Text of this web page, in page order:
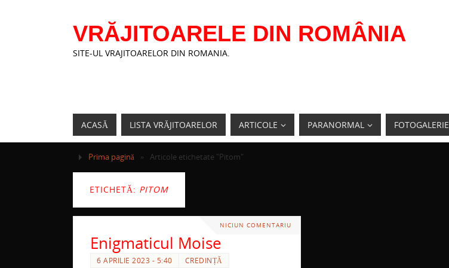
VRĂJITOARELE DIN ROMÂNIA
SITE-UL VRAJITOARELOR DIN ROMANIA.
ACASĂ LISTA VRĂJITOARELOR ARTICOLE PARANORMAL FOTOGALERIE
Prima pagină » Articole etichetate "Pitom"
ETICHETĂ: PITOM
NICIUN COMENTARIU
Enigmaticul Moise
6 APRILIE 2023 - 5:40 CREDINȚĂ